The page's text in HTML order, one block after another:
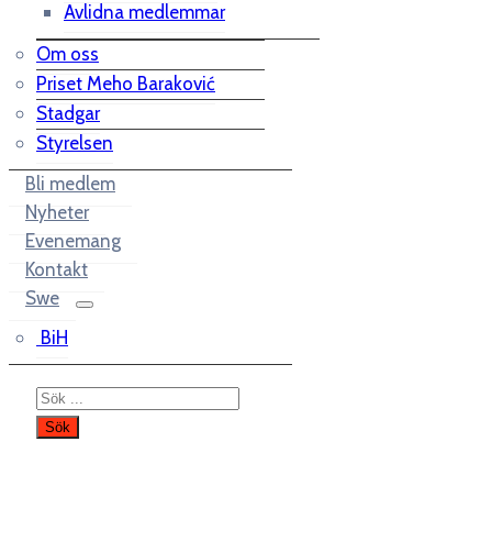
Avlidna medlemmar
Om oss
Priset Meho Baraković
Stadgar
Styrelsen
Bli medlem
Nyheter
Evenemang
Kontakt
Swe
BiH